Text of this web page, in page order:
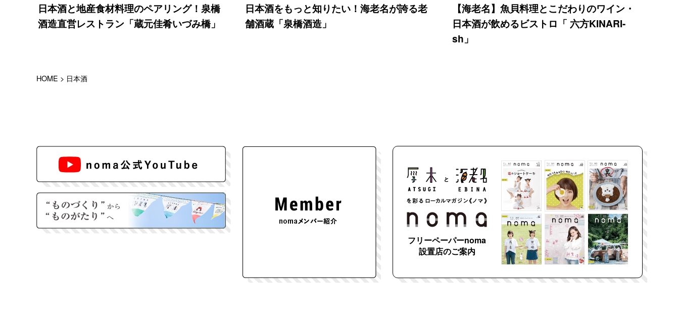
日本酒と地産食材料理のペアリング！泉橋
酒造直営レストラン「蔵元佳肴いづみ橋」
日本酒をもっと知りたい！海老名が誇る老
舗酒蔵「泉橋酒造」
【海老名】魚貝料理とこだわりのワイン・
日本酒が飲めるビストロ「 六方KINARI-
sh」
HOME > 日本酒
フリーペーパーnoma
設置店のご案内